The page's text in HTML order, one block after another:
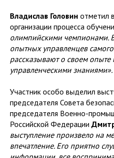
Владислав Головин отметил
организации процесса
олимпийскими чемпионами.
опытных управленцев
рассказывают о своем
управленческими знаниями».
Участник особо выделил
председателя Совета
председателя Военно-
Российской Федерации
выступление произвело на
впечатление. Его приятно